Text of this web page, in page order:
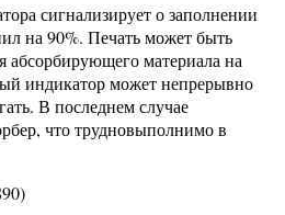
сигнализирует о заполнении
на 90%. Печать может быть
абсорбирующего материала на
индикатор может непрерывно
В последнем случае
что трудновыполнимо в